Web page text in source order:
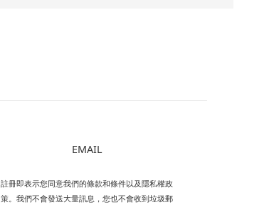
EMAIL
註冊即表示您同意我們的條款和條件以及隱私權政
策。我們不會發送大量訊息，您也不會收到垃圾郵